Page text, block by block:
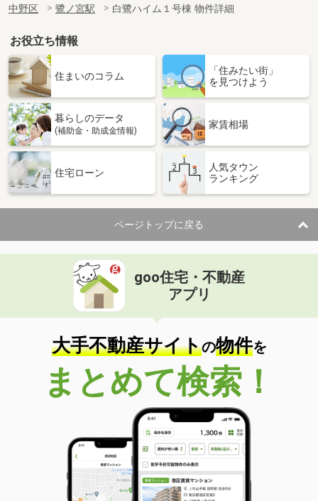
中野区
鷺ノ宮駅 白鷺ハイム１号棟 物件詳細
お役立ち情報
住まいのコラム
「住みたい街」
を見つけよう
暮らしのデータ
(補助金・助成金情報)
家賃相場
住宅ローン
人気タウン
ランキング
ページトップに戻る
goo住宅・不動産
アプリ
大手不動産サイトの物件を
まとめて検索！